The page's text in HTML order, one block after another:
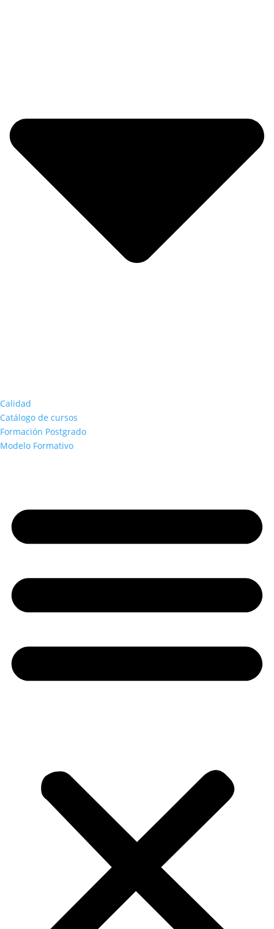
Calidad
Catálogo de cursos
Formación Postgrado
Modelo Formativo